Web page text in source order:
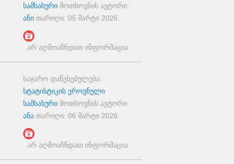
სამსახურიმოთხოვნის ავტორი:
ანითარიღი: 05 მარტი 2026
არ აღმოაჩნდათ ინფორმაცია
საჯარო დაწესებულება:
სტატისტიკის ეროვნული
სამსახურიმოთხოვნის ავტორი:
ანათარიღი: 06 მარტი 2026
არ აღმოაჩნდათ ინფორმაცია